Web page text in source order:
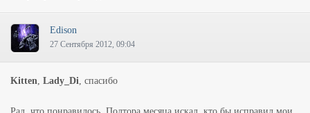
Edison
27 Сентября 2012, 09:04
Kitten, Lady_Di, спасибо